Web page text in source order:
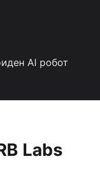
AI робот
Labs